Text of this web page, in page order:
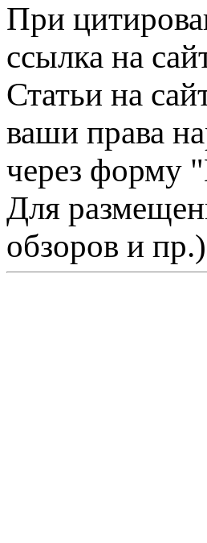
При
ссылка на
Статьи на
ваши права
через форму
Для
обзоров и